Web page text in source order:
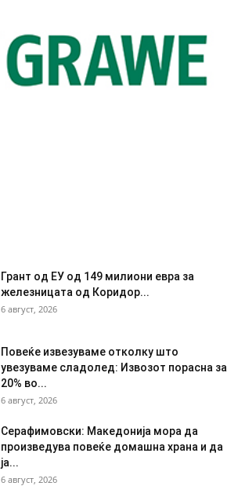
Грант од ЕУ од 149 милиони евра за
железницата од Коридор...
6 август, 2026
Повеќе извезуваме отколку што
увезуваме сладолед: Извозот порасна за
20% во...
6 август, 2026
Серафимовски: Македонија мора да
произведува повеќе домашна храна и да
ја...
6 август, 2026